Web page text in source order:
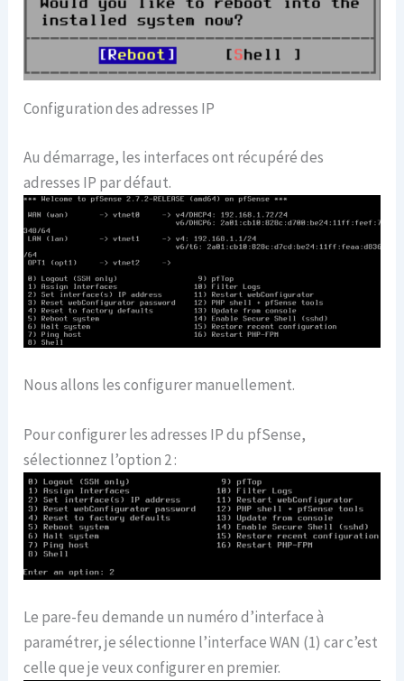
Configuration des adresses IP
Au démarrage, les interfaces ont récupéré des
adresses IP par défaut.
Nous allons les configurer manuellement.
Pour configurer les adresses IP du pfSense,
sélectionnez l’option 2 :
Le pare-feu demande un numéro d’interface à
paramétrer, je sélectionne l’interface WAN (1) car c’est
celle que je veux configurer en premier.